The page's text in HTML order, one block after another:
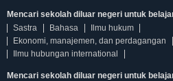
Mencari sekolah diluar negeri untuk
Sastra
Bahasa
Ilmu hukum
Ekonomi, manajemen, dan perdagangan
Ilmu hubungan international
Mencari sekolah diluar negeri untuk